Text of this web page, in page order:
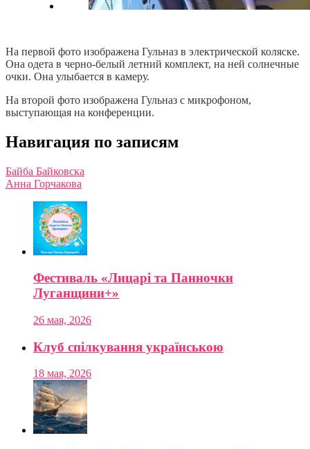
На первой фото изображена Гульназ в электрической коляске.
Она одета в черно-белый летний комплект, на ней солнечные
очки. Она улыбается в камеру.
На второй фото изображена Гульназ с микрофоном,
выступающая на конференции.
Навигация по записям
Байба Байковска
Анна Горчакова
Фестиваль «Лицарі та Панночки
Луганщини+»
26 мая, 2026
Клуб спілкування українською
18 мая, 2026